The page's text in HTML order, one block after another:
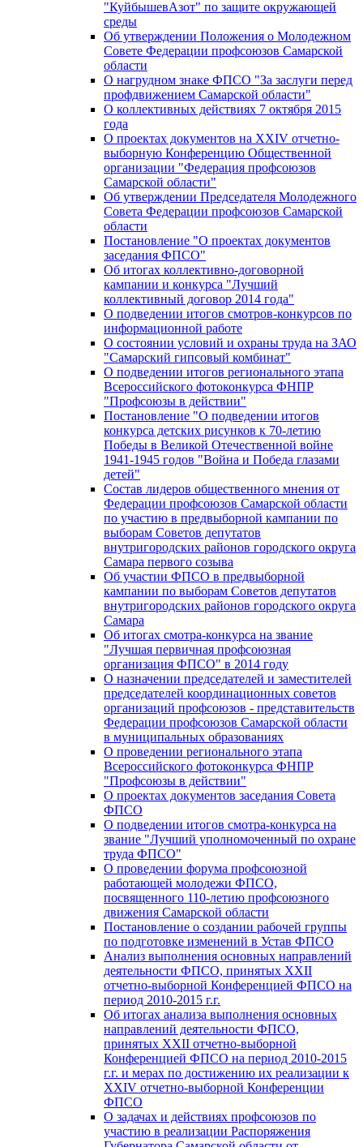
"КуйбышевАзот" по защите окружающей
среды
Об утверждении Положения о Молодежном
Совете Федерации профсоюзов Самарской
области
О нагрудном знаке ФПСО "За заслуги перед
профдвижением Самарской области"
О коллективных действиях 7 октября 2015
года
О проектах документов на XXIV отчетно-
выборную Конференцию Общественной
организации "Федерация профсоюзов
Самарской области"
Об утверждении Председателя Молодежного
Совета Федерации профсоюзов Самарской
области
Постановление "О проектах документов
заседания ФПСО"
Об итогах коллективно-договорной
кампании и конкурса "Лучший
коллективный договор 2014 года"
О подведении итогов смотров-конкурсов по
информационной работе
О состоянии условий и охраны труда на ЗАО
"Самарский гипсовый комбинат"
О подведении итогов регионального этапа
Всероссийского фотоконкурса ФНПР
"Профсоюзы в действии"
Постановление "О подведении итогов
конкурса детских рисунков к 70-летию
Победы в Великой Отечественной войне
1941-1945 годов "Война и Победа глазами
детей"
Состав лидеров общественного мнения от
Федерации профсоюзов Самарской области
по участию в предвыборной кампании по
выборам Советов депутатов
внутригородских районов городского округа
Самара первого созыва
Об участии ФПСО в предвыборной
кампании по выборам Советов депутатов
внутригородских районов городского округа
Самара
Об итогах смотра-конкурса на звание
"Лучшая первичная профсоюзная
организация ФПСО" в 2014 году
О назначении председателей и заместителей
председателей координационных советов
организаций профсоюзов - представительств
Федерации профсоюзов Самарской области
в муниципальных образованиях
О проведении регионального этапа
Всероссийского фотоконкурса ФНПР
"Профсоюзы в действии"
О проектах документов заседания Совета
ФПСО
О подведении итогов смотра-конкурса на
звание "Лучший уполномоченный по охране
труда ФПСО"
О проведении форума профсоюзной
работающей молодежи ФПСО,
посвященного 110-летию профсоюзного
движения Самарской области
Постановление о создании рабочей группы
по подготовке изменений в Устав ФПСО
Анализ выполнения основных направлений
деятельности ФПСО, принятых XXII
отчетно-выборной Конференцией ФПСО на
период 2010-2015 г.г.
Об итогах анализа выполнения основных
направлений деятельности ФПСО,
принятых XXII отчетно-выборной
Конференцией ФПСО на период 2010-2015
г.г. и мерах по достижению их реализации к
XXIV отчетно-выборной Конференции
ФПСО
О задачах и действиях профсоюзов по
участию в реализации Распоряжения